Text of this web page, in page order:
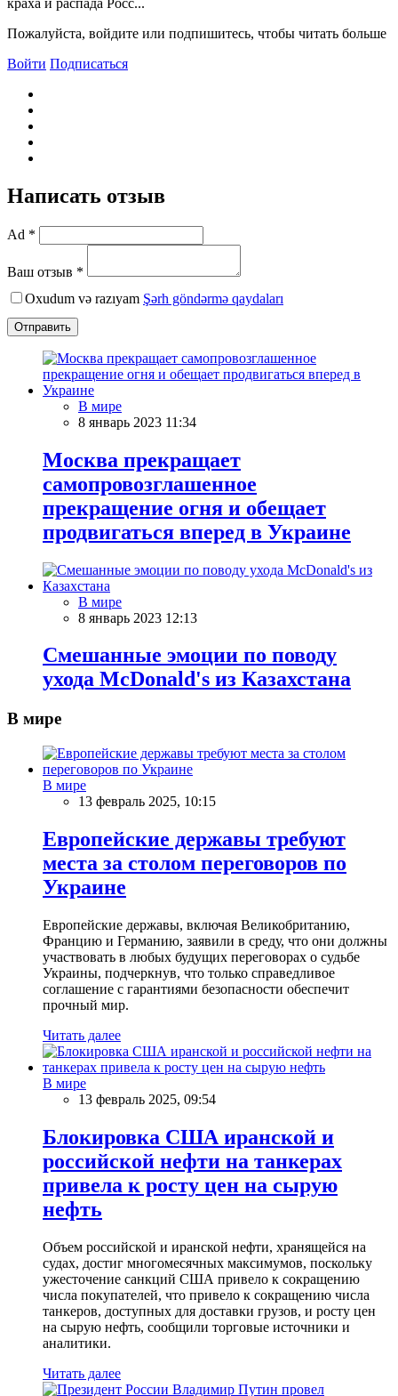
краха и распада Росс...
Пожалуйста, войдите или подпишитесь, чтобы читать больше
Войти Подписаться
Написать отзыв
Ad *
Ваш отзыв *
Oxudum və razıyam Şərh göndərmə qaydaları
Отправить
В мире
8 январь 2023 11:34
Москва прекращает
самопровозглашенное
прекращение огня и обещает
продвигаться вперед в Украине
В мире
8 январь 2023 12:13
Смешанные эмоции по поводу
ухода McDonald's из Казахстана
В мире
В мире
13 февраль 2025, 10:15
Европейские державы требуют
места за столом переговоров по
Украине
Европейские державы, включая Великобританию,
Францию и Германию, заявили в среду, что они должны
участвовать в любых будущих переговорах о судьбе
Украины, подчеркнув, что только справедливое
соглашение с гарантиями безопасности обеспечит
прочный мир.
Читать далее
В мире
13 февраль 2025, 09:54
Блокировка США иранской и
российской нефти на танкерах
привела к росту цен на сырую
нефть
Объем российской и иранской нефти, хранящейся на
судах, достиг многомесячных максимумов, поскольку
ужесточение санкций США привело к сокращению
числа покупателей, что привело к сокращению числа
танкеров, доступных для доставки грузов, и росту цен
на сырую нефть, сообщили торговые источники и
аналитики.
Читать далее